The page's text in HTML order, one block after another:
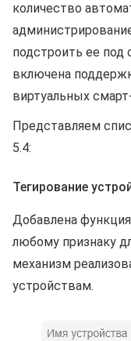
количество
подстроить ее под
включена
виртуальных
Представляем
5.4:
Тегирование
Добавлена
любому признаку
механизм
устройствам.